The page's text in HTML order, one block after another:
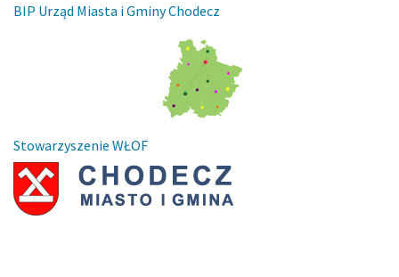
BIP Urząd Miasta i Gminy Chodecz
Stowarzyszenie WŁOF